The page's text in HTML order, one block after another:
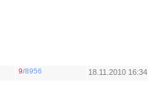
9/8956 18.11.2010 16:34